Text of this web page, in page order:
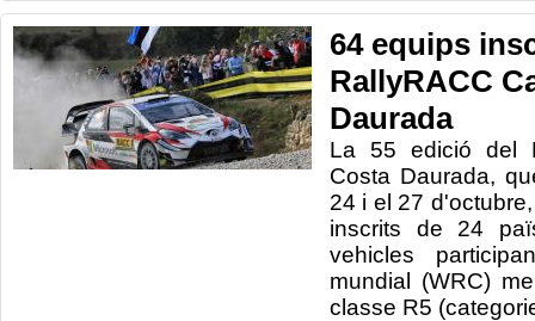
64 equips
RallyRACC
Daurada
La 55 edició del
Costa Daurada,
24 i el 27
inscrits de 24
vehicles
mundial (WRC)
classe R5